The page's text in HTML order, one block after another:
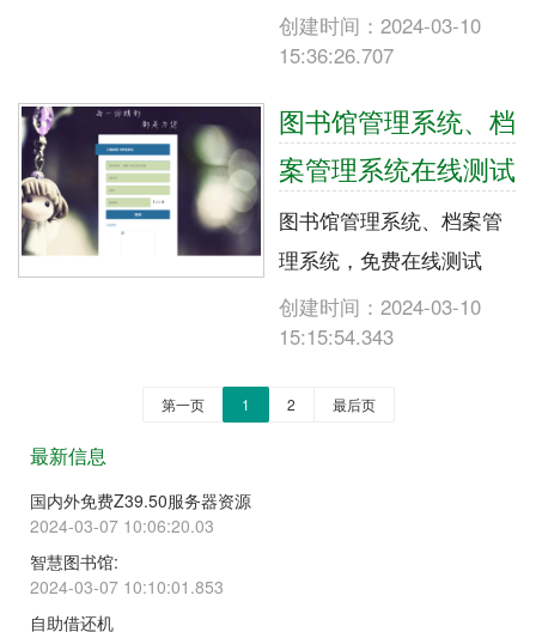
创建时间：2024-03-10
15:36:26.707
图书馆管理系统、档
案管理系统在线测试
图书馆管理系统、档案管
理系统，免费在线测试
创建时间：2024-03-10
15:15:54.343
第一页 1 2 最后页
最新信息
国内外免费Z39.50服务器资源
2024-03-07 10:06:20.03
智慧图书馆:
2024-03-07 10:10:01.853
自助借还机